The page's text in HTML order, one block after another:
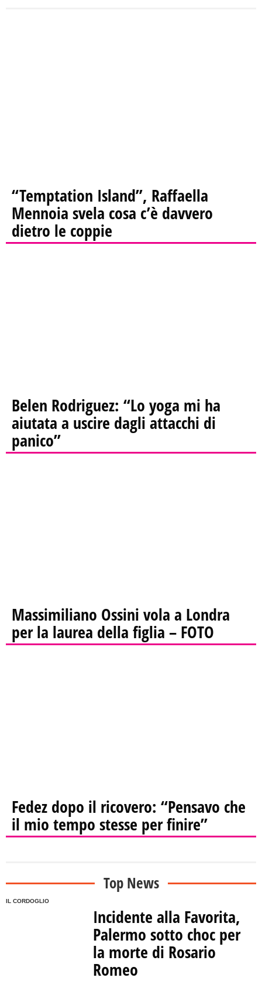
“Temptation Island”, Raffaella
Mennoia svela cosa c’è davvero
dietro le coppie
Belen Rodriguez: “Lo yoga mi ha
aiutata a uscire dagli attacchi di
panico”
Massimiliano Ossini vola a Londra
per la laurea della figlia – FOTO
Fedez dopo il ricovero: “Pensavo che
il mio tempo stesse per finire”
Top News
IL CORDOGLIO
Incidente alla Favorita,
Palermo sotto choc per
la morte di Rosario
Romeo